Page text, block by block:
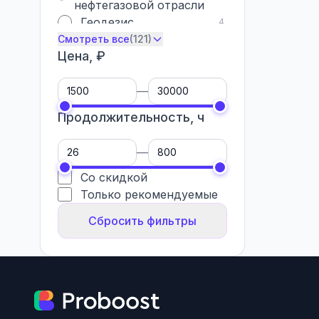
нефтегазовой отрасли
Геодезис 4
Смотреть все(121)
Цена, ₽
—
Продолжительность, ч
—
Со скидкой
Только рекомендуемые
Сбросить фильтры